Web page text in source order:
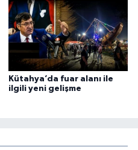
Kütahya’da fuar alanı ile
ilgili yeni gelişme